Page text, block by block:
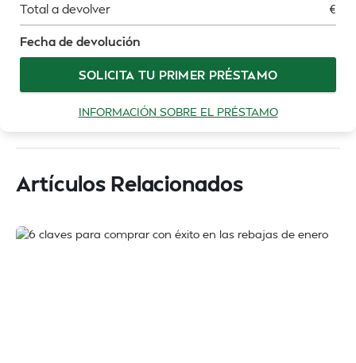
Total a devolver €
Fecha de devolución
SOLICITA TU PRIMER PRÉSTAMO
INFORMACIÓN SOBRE EL PRÉSTAMO
Artículos Relacionados